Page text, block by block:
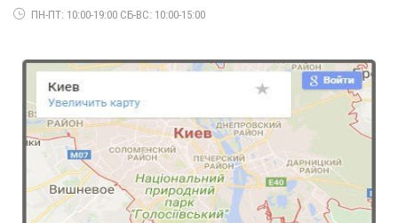
Модна жіноча водолазка Ангора
710.00грн.
ПН-ПТ: 10:00-19:00 СБ-ВС: 10:00-15:00